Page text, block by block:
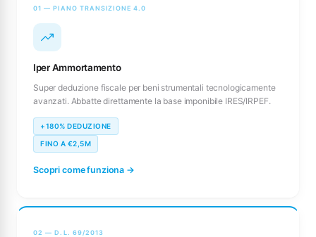
01 — PIANO TRANSIZIONE 4.0
Iper Ammortamento
Super deduzione fiscale per beni strumentali tecnologicamente
avanzati. Abbatte direttamente la base imponibile IRES/IRPEF.
+180% DEDUZIONE
FINO A €2,5M
Scopri come funziona →
02 — D.L. 69/2013